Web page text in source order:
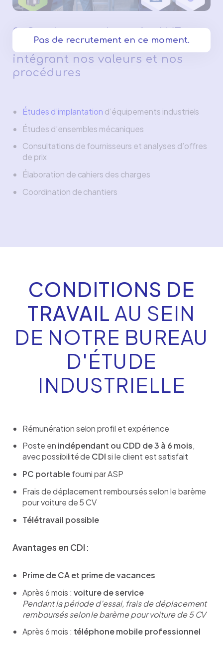
2. Conducteur de projet H/F
assurant un relationnel
intégrant nos valeurs et nos
procédures
Études d’implantation d’équipements industriels
Études d’ensembles mécaniques
Consultations de fournisseurs et analyses d’offres
de prix
Élaboration de cahiers des charges
Coordination de chantiers
Pas de recrutement en ce moment.
CONDITIONS DE
TRAVAIL AU SEIN
DE NOTRE BUREAU
D'ÉTUDE
INDUSTRIELLE
Rémunération selon profil et expérience
Poste en indépendant ou CDD de 3 à 6 mois,
avec possibilité de CDIsi le client est satisfait
PC portablefourni par ASP
Frais de déplacement remboursés selon le barème
pour voiture de 5 CV
Télétravail possible
Avantages en CDI :
Prime de CA et prime de vacances
Après 6 mois : voiture de service
Pendant la période d’essai, frais de déplacement
remboursés selon le barème pour voiture de 5 CV
Après 6 mois : téléphone mobile professionnel